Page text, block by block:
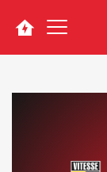
Navigation